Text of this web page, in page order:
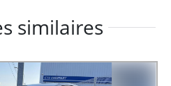
similaires